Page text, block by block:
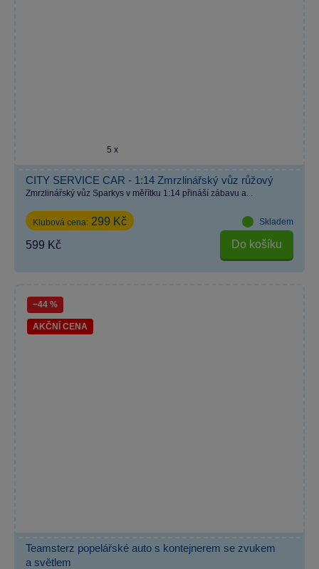
5 x
CITY SERVICE CAR - 1:14 Zmrzlinářský vůz růžový
Zmrzlinářský vůz Sparkys v měřítku 1:14 přináší zábavu a...
Klubová cena: 299 Kč Skladem
599 Kč Do košíku
−44 %
AKČNÍ CENA
Teamsterz popelářské auto s kontejnerem se zvukem
a světlem